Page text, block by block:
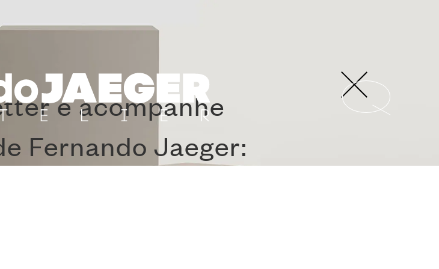
e acompanhe
Fernando Jaeger: